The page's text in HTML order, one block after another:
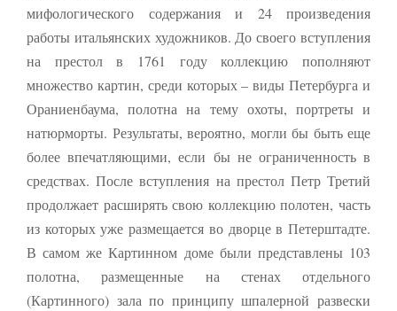
мифологического содержания и 24 произведения
работы итальян­ских художников. До своего вступления
на престол в 1761 году коллекцию пополняют
множество картин, среди которых – виды Петербурга и
Ораниенбаума, полотна на тему охоты, портреты и
натюрморты. Результаты, вероятно, могли бы быть еще
более впечатляющими, если бы не ограниченность в
средствах. После вступления на престол Петр Третий
продолжает расширять свою коллекцию полотен, часть
из которых уже размещается во дворце в Петерштадте.
В самом же Картинном доме были представлены 103
полотна, размещенные на стенах отдельного
(Картинного) зала по принципу шпалерной развески